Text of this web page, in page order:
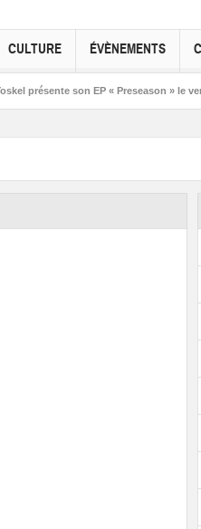
CULTURE ÉVÈNEMENTS
son EP « Preseason » le vendredi